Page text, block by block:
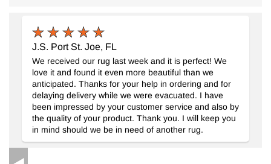
El Dokuma Vintage Halı - K0078637
198 cm x 284 cm
44.168
J.S. Port St. Joe, FL
We received our rug last week and it is perfect! We
love it and found it even more beautiful than we
anticipated. Thanks for your help in ordering and for
delaying delivery while we were evacuated. I have
been impressed by your customer service and also by
the quality of your product. Thank you. I will keep you
in mind should we be in need of another rug.